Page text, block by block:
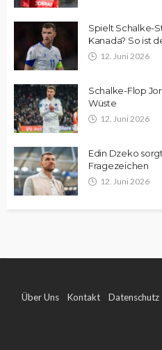
Spielt Schalke-
Kanada? So ist
12. Juni 2026
Schalke-Flop
Wüste
12. Juni 2026
Edin Dzeko
Fragezeichen
12. Juni 2026
Über Uns Kontakt Datenschutz